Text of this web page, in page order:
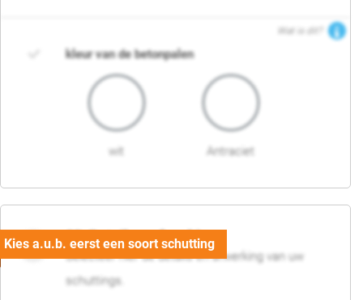
Wat is dit?
kleur van de betonpalen
wit Antraciet
03. Detail en afwerking
Selecteer hier de details en afwerking van uw
schuttings.